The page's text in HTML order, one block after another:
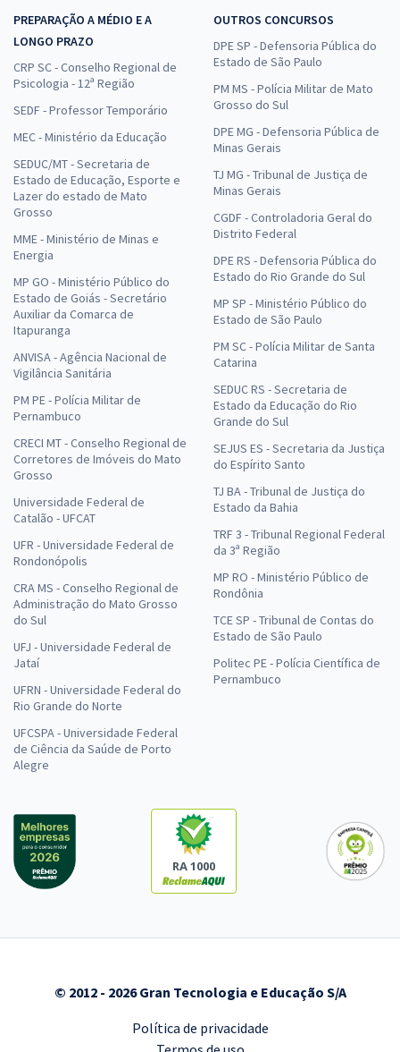
PREPARAÇÃO A MÉDIO E A
LONGO PRAZO
CRP SC - Conselho Regional de
Psicologia - 12ª Região
SEDF - Professor Temporário
MEC - Ministério da Educação
SEDUC/MT - Secretaria de
Estado de Educação, Esporte e
Lazer do estado de Mato
Grosso
MME - Ministério de Minas e
Energia
MP GO - Ministério Público do
Estado de Goiás - Secretário
Auxiliar da Comarca de
Itapuranga
ANVISA - Agência Nacional de
Vigilância Sanitária
PM PE - Polícia Militar de
Pernambuco
CRECI MT - Conselho Regional de
Corretores de Imóveis do Mato
Grosso
Universidade Federal de
Catalão - UFCAT
UFR - Universidade Federal de
Rondonópolis
CRA MS - Conselho Regional de
Administração do Mato Grosso
do Sul
UFJ - Universidade Federal de
Jataí
UFRN - Universidade Federal do
Rio Grande do Norte
UFCSPA - Universidade Federal
de Ciência da Saúde de Porto
Alegre
OUTROS CONCURSOS
DPE SP - Defensoria Pública do
Estado de São Paulo
PM MS - Polícia Militar de Mato
Grosso do Sul
DPE MG - Defensoria Pública de
Minas Gerais
TJ MG - Tribunal de Justiça de
Minas Gerais
CGDF - Controladoria Geral do
Distrito Federal
DPE RS - Defensoria Pública do
Estado do Rio Grande do Sul
MP SP - Ministério Público do
Estado de São Paulo
PM SC - Polícia Militar de Santa
Catarina
SEDUC RS - Secretaria de
Estado da Educação do Rio
Grande do Sul
SEJUS ES - Secretaria da Justiça
do Espírito Santo
TJ BA - Tribunal de Justiça do
Estado da Bahia
TRF 3 - Tribunal Regional Federal
da 3ª Região
MP RO - Ministério Público de
Rondônia
TCE SP - Tribunal de Contas do
Estado de São Paulo
Politec PE - Polícia Científica de
Pernambuco
RA 1000
© 2012 - 2026 Gran Tecnologia e Educação S/A
Política de privacidade